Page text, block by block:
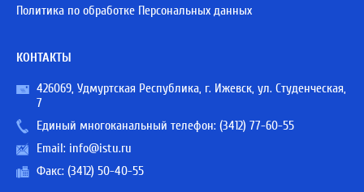
Политика по обработке Персональных данных
КОНТАКТЫ
426069, Удмуртская Республика, г. Ижевск, ул. Студенческая,
7
Единый многоканальный телефон: (3412) 77-60-55
Email: info@istu.ru
Факс: (3412) 50-40-55